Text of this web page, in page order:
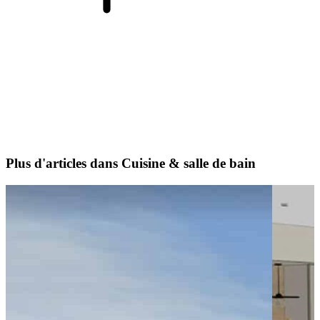
Plus d'articles dans Cuisine & salle de bain